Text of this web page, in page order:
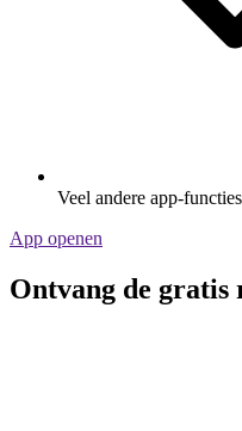
Veel andere app-functies
App openen
Ontvang de gratis